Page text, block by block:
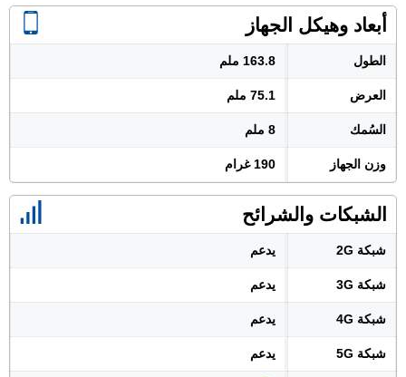
أبعاد وهيكل الجهاز
الطول 163.8 ملم
العرض 75.1 ملم
السُمك 8 ملم
وزن الجهاز 190 غرام
الشبكات والشرائح
شبكة 2G يدعم
شبكة 3G يدعم
شبكة 4G يدعم
شبكة 5G يدعم